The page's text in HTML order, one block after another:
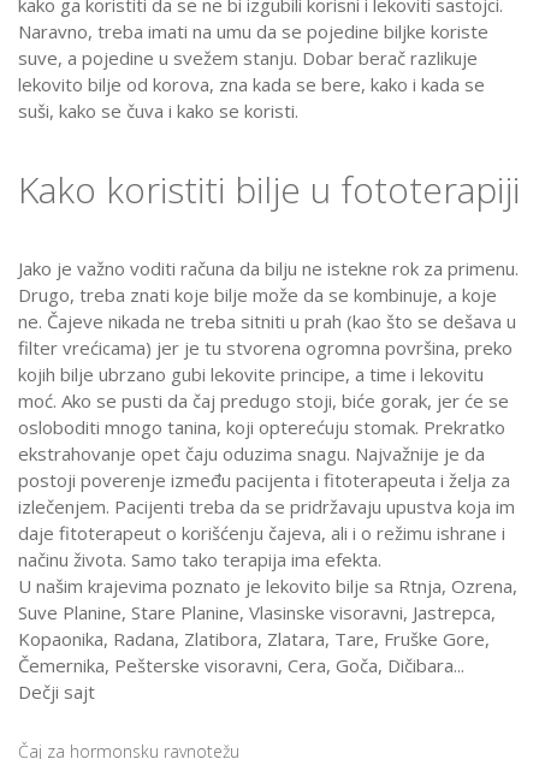
Naravno, treba imati na umu da se pojedine biljke koriste
suve, a pojedine u svežem stanju. Dobar berač razlikuje
lekovito bilje od korova, zna kada se bere, kako i kada se
suši, kako se čuva i kako se koristi.
Kako koristiti bilje u fototerapiji
Jako je važno voditi računa da bilju ne istekne rok za primenu.
Drugo, treba znati koje bilje može da se kombinuje, a koje
ne. Čajeve nikada ne treba sitniti u prah (kao što se dešava u
filter vrećicama) jer je tu stvorena ogromna površina, preko
kojih bilje ubrzano gubi lekovite principe, a time i lekovitu
moć. Ako se pusti da čaj predugo stoji, biće gorak, jer će se
osloboditi mnogo tanina, koji opterećuju stomak. Prekratko
ekstrahovanje opet čaju oduzima snagu. Najvažnije je da
postoji poverenje između pacijenta i fitoterapeuta i želja za
izlečenjem. Pacijenti treba da se pridržavaju upustva koja im
daje fitoterapeut o korišćenju čajeva, ali i o režimu ishrane i
načinu života. Samo tako terapija ima efekta.
U našim krajevima poznato je lekovito bilje sa Rtnja, Ozrena,
Suve Planine, Stare Planine, Vlasinske visoravni, Jastrepca,
Kopaonika, Radana, Zlatibora, Zlatara, Tare, Fruške Gore,
Čemernika, Pešterske visoravni, Cera, Goča, Dičibara...
Dečji sajt
Čaj za hormonsku ravnotežu